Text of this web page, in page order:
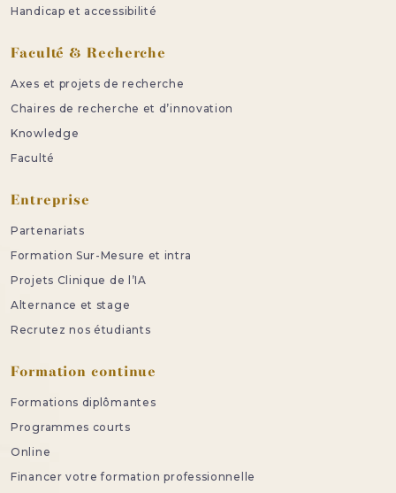
Handicap et accessibilité
Faculté & Recherche
Axes et projets de recherche
Chaires de recherche et d’innovation
Knowledge
Faculté
Entreprise
Partenariats
Formation Sur-Mesure et intra
Projets Clinique de l’IA
Alternance et stage
Recrutez nos étudiants
Formation continue
Formations diplômantes
Programmes courts
Online
Financer votre formation professionnelle